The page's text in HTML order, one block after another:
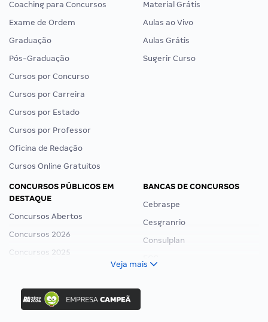
Coaching para Concursos
Exame de Ordem
Graduação
Pós-Graduação
Cursos por Concurso
Cursos por Carreira
Cursos por Estado
Cursos por Professor
Oficina de Redação
Cursos Online Gratuitos
Material Grátis
Aulas ao Vivo
Aulas Grátis
Sugerir Curso
CONCURSOS PÚBLICOS EM
DESTAQUE
Concursos Abertos
Concursos 2026
Concursos 2025
Concurso Ibama
Concurso MPU
BANCAS DE CONCURSOS
Cebraspe
Cesgranrio
Consulplan
Veja mais